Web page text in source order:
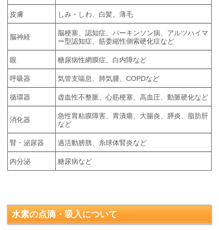
皮膚 しみ・しわ、白髪、薄毛
脳神経
脳梗塞、認知症、パーキンソン病、アルツハイマ
ー型認知症、筋委縮性側索硬化症など
眼 糖尿病性網膜症、白内障など
呼吸器 気管支喘息、肺気腫、COPDなど
循環器 虚血性不整脈、心筋梗塞、高血圧、動脈硬化など
消化器
急性胃粘膜障害、胃潰瘍、大腸炎、膵炎、脂肪肝
など
腎・泌尿器 過活動膀胱、糸球体腎炎など
内分泌 糖尿病など
水素の点滴・吸入について